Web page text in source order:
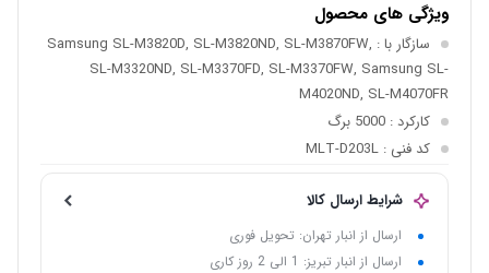
ویژگی های محصول
سازگار با : Samsung SL-M3820D, SL-M3820ND, SL-M3870FW,
SL-M3320ND, SL-M3370FD, SL-M3370FW, Samsung SL-
M4020ND, SL-M4070FR
کارکرد: 5000 برگ
کد فنی : MLT-D203L
شرایط ارسال کالا
ارسال از انبار تهران: تحویل فوری
ارسال از انبار تبریز: 1 الی 2 روز کاری